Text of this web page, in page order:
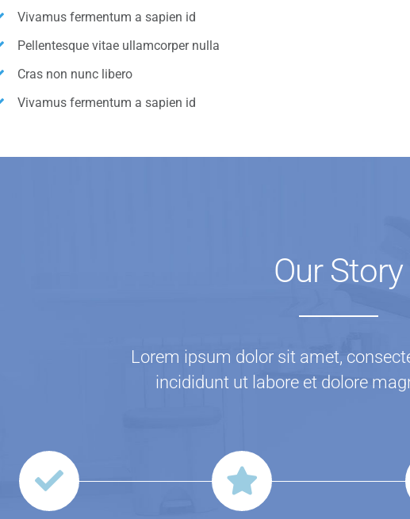
Vivamus fermentum a sapien id
Pellentesque vitae ullamcorper nulla
Cras non nunc libero
Vivamus fermentum a sapien id
Our Story
Lorem ipsum dolor sit amet,
incididunt ut labore et dolore